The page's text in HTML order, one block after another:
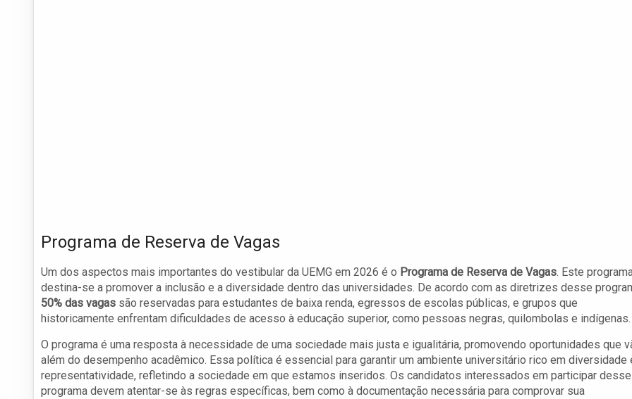
Programa de Reserva de Vagas
Um dos aspectos mais importantes do vestibular da UEMG em 2026 é o Programa de Reserva de Vagas. Este
destina-se a promover a inclusão e a diversidade dentro das universidades. De acordo com as diretrizes desse
50% das vagas são reservadas para estudantes de baixa renda, egressos de escolas públicas, e grupos que
historicamente enfrentam dificuldades de acesso à educação superior, como pessoas negras, quilombolas e indígenas.
O programa é uma resposta à necessidade de uma sociedade mais justa e igualitária, promovendo oportunidades que
além do desempenho acadêmico. Essa política é essencial para garantir um ambiente universitário rico em diversidade
representatividade, refletindo a sociedade em que estamos inseridos. Os candidatos interessados em participar desse
programa devem atentar-se às regras específicas, bem como à documentação necessária para comprovar sua